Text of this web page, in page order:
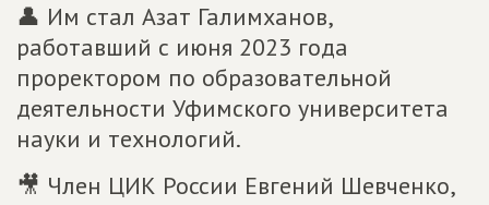
👤 Им стал Азат Галимханов,
работавший с июня 2023 года
проректором по образовательной
деятельности Уфимского университета
науки и технологий.
🎥 Член ЦИК России Евгений Шевченко,